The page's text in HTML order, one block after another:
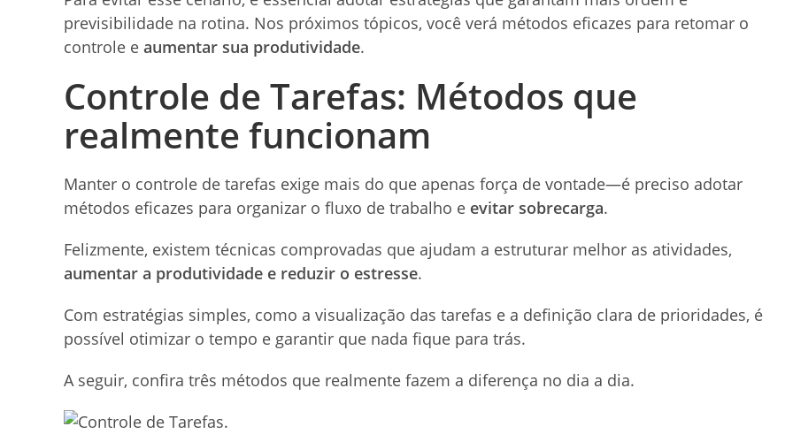
previsibilidade na rotina. Nos próximos tópicos, você verá métodos eficazes para retomar o
controle e aumentar sua produtividade.
Controle de Tarefas: Métodos que
realmente funcionam
Manter o controle de tarefas exige mais do que apenas força de vontade—é preciso adotar
métodos eficazes para organizar o fluxo de trabalho e evitar sobrecarga.
Felizmente, existem técnicas comprovadas que ajudam a estruturar melhor as atividades,
aumentar a produtividade e reduzir o estresse.
Com estratégias simples, como a visualização das tarefas e a definição clara de prioridades, é
possível otimizar o tempo e garantir que nada fique para trás.
A seguir, confira três métodos que realmente fazem a diferença no dia a dia.